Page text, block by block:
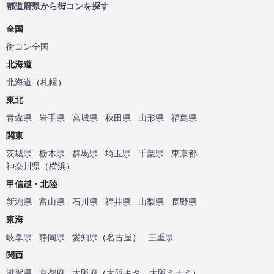
都道府県から街コンを探す
全国
街コン全国
北海道
北海道 （札幌）
東北
青森県
岩手県 宮城県 秋田県 山形県
福島県
関東
茨城県
栃木県 群馬県 埼玉県 千葉県
東京都
神奈川県 （横浜）
甲信越・北陸
新潟県
富山県 石川県 福井県 山梨県
長野県
東海
岐阜県
静岡県 愛知県 （名古屋）
三重県
関西